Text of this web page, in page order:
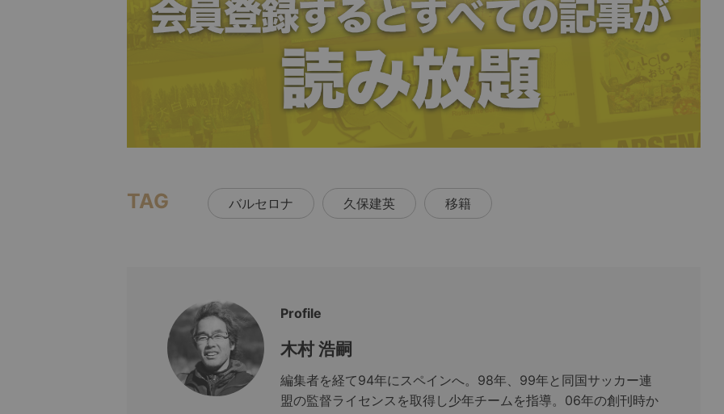
TAG バルセロナ 久保建英 移籍
Profile
木村 浩嗣
編集者を経て94年にスペインへ。98年、99年と同国サッカー連
盟の監督ライセンスを取得し少年チームを指導。06年の創刊時か